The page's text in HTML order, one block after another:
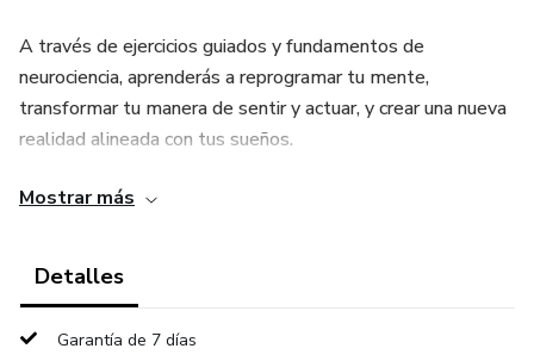
A través de ejercicios guiados y fundamentos de
neurociencia, aprenderás a reprogramar tu mente,
transformar tu manera de sentir y actuar, y crear una nueva
realidad alineada con tus sueños.
✨ Ideal si buscas:
Mostrar más
Detalles
Garantía de 7 días